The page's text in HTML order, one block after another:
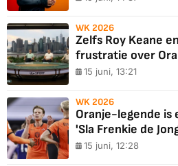
WK 2026
Zelfs Roy Keane
frustratie over
15 juni, 13:21
WK 2026
Oranje-legende is
'Sla Frenkie de
15 juni, 12:28